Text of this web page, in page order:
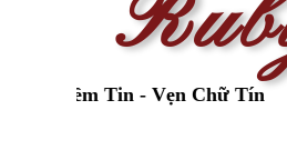
Niềm Tin - Vẹn Chữ Tín